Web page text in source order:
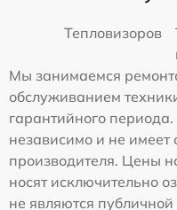
Тепловизоров
Мы занимаемся
обслуживанием
гарантийного
независимо и не
производителя. Цены
носят исключительно
не являются